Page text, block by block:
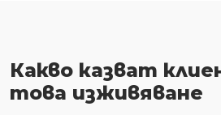
Какво казват
това изживяване